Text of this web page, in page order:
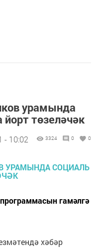
урамында
йорт төзеләчәк
- 10:02 3324 0 0
гамәлгә
хәбәр